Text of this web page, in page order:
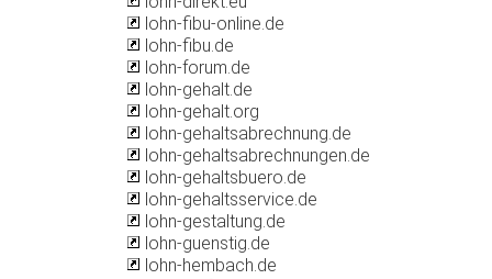
lohn-fibu-online.de
lohn-fibu.de
lohn-forum.de
lohn-gehalt.de
lohn-gehalt.org
lohn-gehaltsabrechnung.de
lohn-gehaltsabrechnungen.de
lohn-gehaltsbuero.de
lohn-gehaltsservice.de
lohn-gestaltung.de
lohn-guenstig.de
lohn-hembach.de